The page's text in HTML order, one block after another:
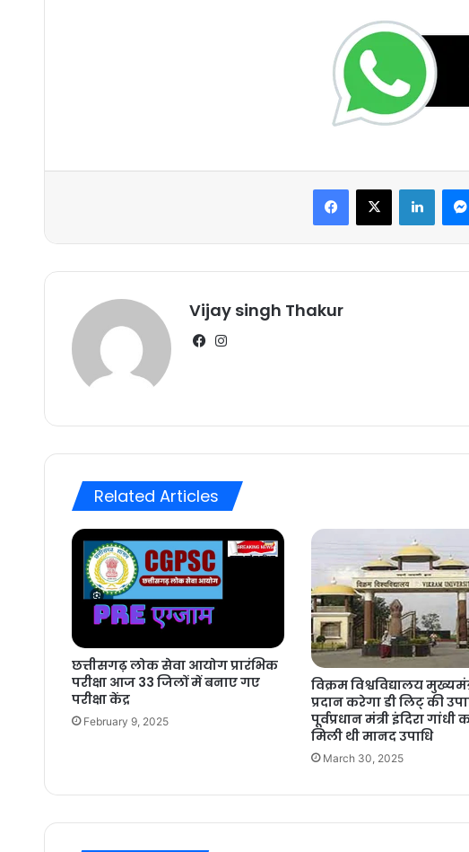
Facebook
X
Vijay singh Thakur
Facebook
Related Articles
छत्तीसगढ़ लोक सेवा आयोग प्रारंभिक
परीक्षा आज 33 जिलों में बनाए गए
परीक्षा केंद्र
February 9, 2025
विक्रम विश्वविद्यालय
प्रदान करेगा डी लिट् की
पूर्वप्रधान मंत्री इंदिरा गांधी
मिली थी मानद उपाधि
March 30, 2025